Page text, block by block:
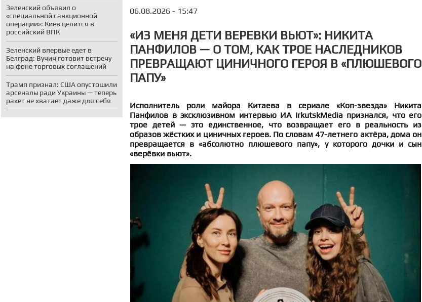
Зеленский объявил о
«специальной санкционной
операции»: Киев целится в
российский ВПК
Зеленский впервые едет в
Белград: Вучич готовит встречу
на фоне торговых соглашений
Трамп признал: США опустошили
арсеналы ради Украины — теперь
ракет не хватает даже для себя
06.08.2026 - 15:47
«ИЗ МЕНЯ ДЕТИ ВЕРЕВКИ ВЬЮТ»: НИКИТА
ПАНФИЛОВ — О ТОМ, КАК ТРОЕ НАСЛЕДНИКОВ
ПРЕВРАЩАЮТ ЦИНИЧНОГО ГЕРОЯ В «ПЛЮШЕВОГО
ПАПУ»
Исполнитель роли майора Китаева в сериале «Коп-звезда» Никита
Панфилов в эксклюзивном интервью ИА IrkutskMedia признался, что его
трое детей — это единственное, что возвращает его в реальность из
образов жёстких и циничных героев. По словам 47-летнего актёра, дома он
превращается в «абсолютно плюшевого папу», у которого дочки и сын
«верёвки вьют».